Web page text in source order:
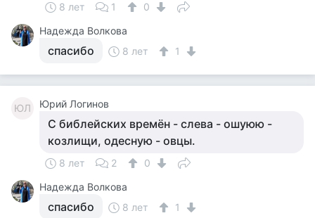
8 лет 1
0
Надежда Волкова
спасибо 8 лет 1
ЮЛ Юрий Логинов
С библейских времён - слева - ошуюю -
козлищи, одесную - овцы.
8 лет 2
0
Надежда Волкова
спасибо 8 лет 1